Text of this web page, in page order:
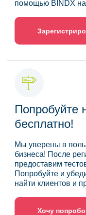
помощью BINDX
Попробуйте
бесплатно!
Мы уверены в
бизнеса! После
предоставим
Попробуйте и
найти клиентов и
Хочу